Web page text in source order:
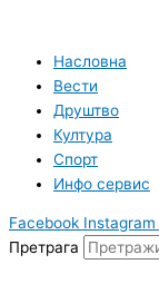
садржајНасловна
Вести
Друштво
Култура
Спорт
Инфо сервис
Facebook Instagram
Претрага